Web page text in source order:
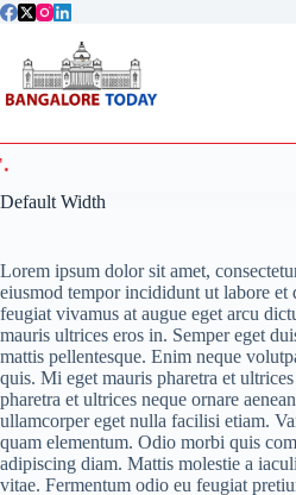
Skip
Default Width
Lorem ipsum dolor sit amet,
eiusmod tempor incididunt ut labore
feugiat vivamus at augue eget arcu
mauris ultrices eros in. Semper eget
mattis pellentesque. Enim neque
quis. Mi eget mauris pharetra et
pharetra et ultrices neque ornare
ullamcorper eget nulla facilisi etiam.
quam elementum. Odio morbi quis
adipiscing diam. Mattis molestie a
vitae. Fermentum odio eu feugiat